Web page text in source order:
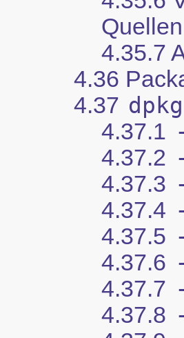
Quellen
4.35.7
4.36
4.37 dpkg
4.37.1
4.37.2
4.37.3
4.37.4
4.37.5
4.37.6
4.37.7
4.37.8